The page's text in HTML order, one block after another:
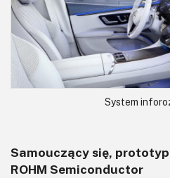
System
Samouczący się,
ROHM Semiconductor